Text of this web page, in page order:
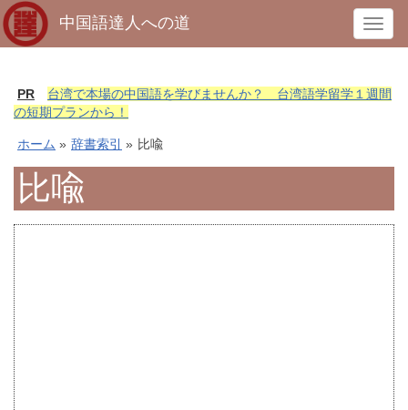
T
o
g
i
中国語達人への道
PR
台湾で本場の中国語を学びませんか？ 台湾語学留学１週間
の短期プランから！
ホーム » 辞書索引 » 比喩
比喩